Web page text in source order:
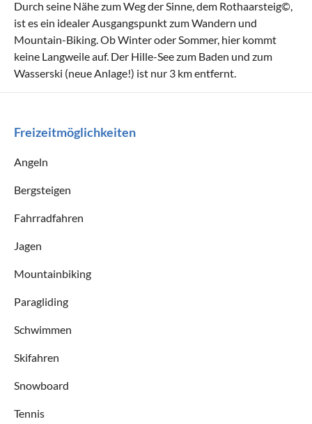
Durch seine Nähe zum Weg der Sinne, dem Rothaarsteig©,
ist es ein idealer Ausgangspunkt zum Wandern und
Mountain-Biking. Ob Winter oder Sommer, hier kommt
keine Langweile auf. Der Hille-See zum Baden und zum
Wasserski (neue Anlage!) ist nur 3 km entfernt.
Freizeitmöglichkeiten
Angeln
Bergsteigen
Fahrradfahren
Jagen
Mountainbiking
Paragliding
Schwimmen
Skifahren
Snowboard
Tennis